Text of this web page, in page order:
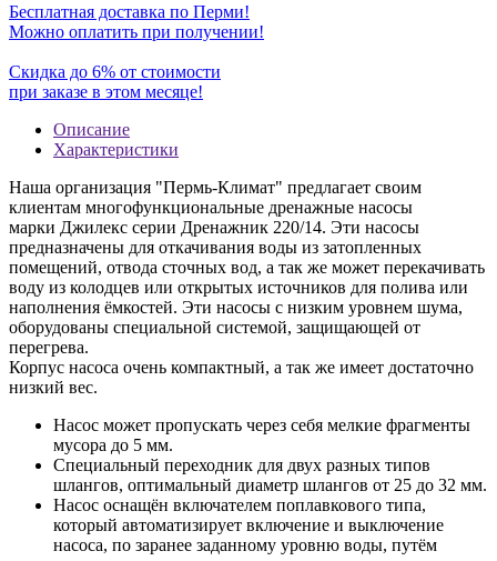
Бесплатная доставка по Перми!
Можно оплатить при получении!
Скидка до 6% от стоимости
при заказе в этом месяце!
Описание
Характеристики
Наша организация "Пермь-Климат" предлагает своим
клиентам многофункциональные дренажные насосы
марки Джилекс серии Дренажник 220/14. Эти насосы
предназначены для откачивания воды из затопленных
помещений, отвода сточных вод, а так же может перекачивать
воду из колодцев или открытых источников для полива или
наполнения ёмкостей. Эти насосы с низким уровнем шума,
оборудованы специальной системой, защищающей от
перегрева.
Корпус насоса очень компактный, а так же имеет достаточно
низкий вес.
Насос может пропускать через себя мелкие фрагменты
мусора до 5 мм.
Специальный переходник для двух разных типов
шлангов, оптимальный диаметр шлангов от 25 до 32 мм.
Насос оснащён включателем поплавкового типа,
который автоматизирует включение и выключение
насоса, по заранее заданному уровню воды, путём